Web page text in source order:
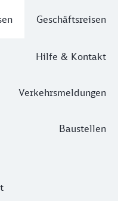
Geschäftsreisen
Hilfe & Kontakt
Verkehrsmeldungen
Baustellen
VVS
VVS reisen Ihre